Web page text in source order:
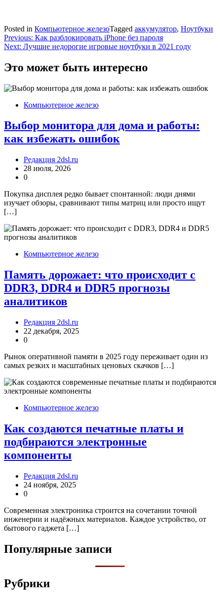
Posted in Компьютерное железоTagged аккумулятор, Ноутбуки
Навигация
по
записям
Previous: Как разблокировать iPhone без пароля
Next: Лучшие недорогие игровые ноутбуки в 2021 году
Это может быть интересно
Компьютерное железо
Выбор монитора для дома и работы:
как избежать ошибок
Редакция 2dsl.ru
28 июля, 2026
0
Покупка дисплея редко бывает спонтанной: люди днями
изучает обзоры, сравнивают типы матриц или просто ищут
[…]
Компьютерное железо
Память дорожает: что происходит с
DDR3, DDR4 и DDR5 прогнозы
аналитиков
Редакция 2dsl.ru
22 декабря, 2025
0
Рынок оперативной памяти в 2025 году переживает один из
самых резких и масштабных ценовых скачков […]
Компьютерное железо
Как создаются печатные платы и
подбираются электронные
компоненты
Редакция 2dsl.ru
24 ноября, 2025
0
Современная электроника строится на сочетании точной
инженерии и надёжных материалов. Каждое устройство, от
бытового гаджета […]
Популярные записи
Рубрики